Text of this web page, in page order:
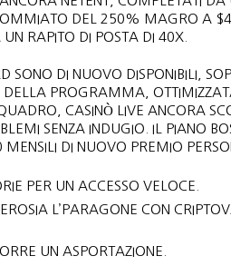
DEL 250% MAGRO A
RAPITO DI POSTA DI 40X.
DI NUOVO DISPONIBILI,
DELLA PROGRAMMA,
CASINÒ LIVE ANCORA
SENZA INDUGIO. IL PIANO
DI NUOVO PREMIO
PER UN ACCESSO VELOCE.
L’PARAGONE CON
UN ASPORTAZIONE.